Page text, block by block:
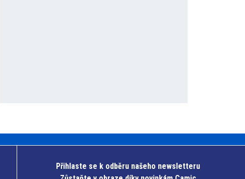
Přihlaste se k odběru našeho newsletteru